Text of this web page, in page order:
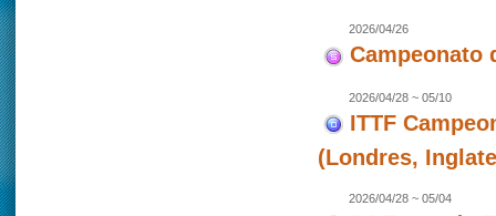
2026/04/26
Campeonato
2026/04/28 ~ 05/10
ITTF
(Londres,
2026/04/28 ~ 05/04